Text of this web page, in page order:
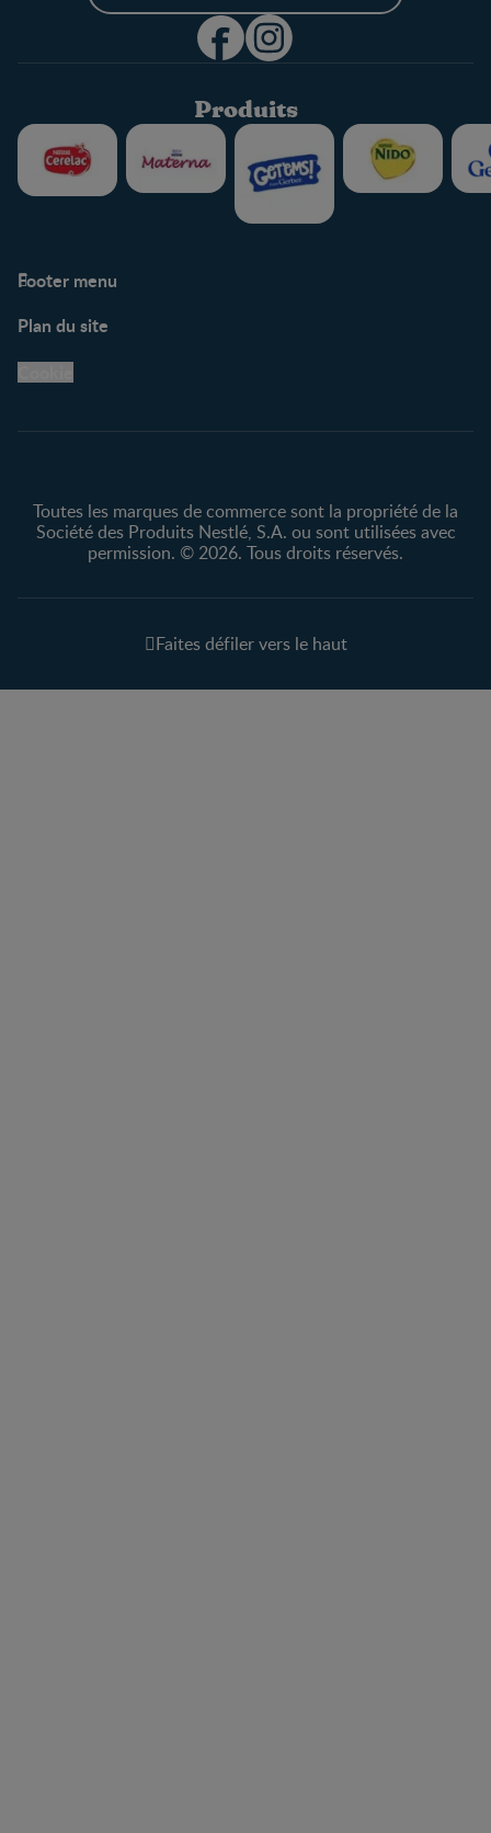
Produits
Footer menu
Centre de soutien
Avis légaux
Protection des
Plan du site
Toutes les marques de commerce sont la propriété de la
Société des Produits Nestlé, S.A. ou sont utilisées avec
permission. © 2026. Tous droits réservés.
Faites défiler vers le haut